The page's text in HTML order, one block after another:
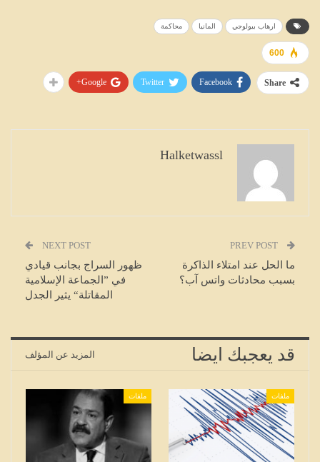
ارهاب بيولوجي المانيا محاكمة
600
Share
Facebook
Twitter
Google+
Halketwassl
ما الحل عند امتلاء الذاكرة
بسبب محادثات واتس آب؟
NEXT POST
ظهور السراج بجانب قيادي
في ”الجماعة الإسلامية
المقاتلة“ يثير الجدل
قد يعجبك ايضا المزيد عن المؤلف
ملفات ملفات